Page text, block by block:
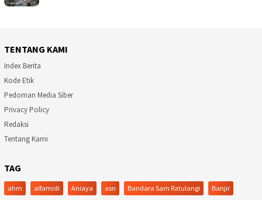
TENTANG KAMI
Index Berita
Kode Etik
Pedoman Media Siber
Privacy Policy
Redaksi
Tentang Kami
TAG
ahm alfamidi Aniaya asn Bandara Sam Ratulangi Banjir